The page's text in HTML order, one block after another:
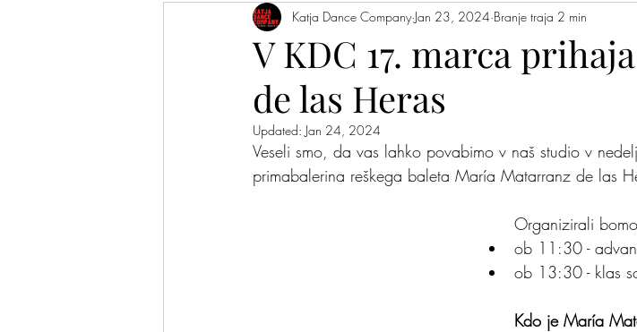
Ponudba Predstave Nastopi Animacija otrok
Plesalke in plesalci Pomislite na nas
V KDC 17. marca
de las Heras
Katja Dance Company Jan 23, 2024 Branje traja 2 min
Updated: Jan 24, 2024
Veseli smo, da vas lahko povabimo v naš studio v
primabalerina reškega baleta María Matarranz de las
Organizirali
ob 11:30 -
ob 13:30 - klas
Kdo je María